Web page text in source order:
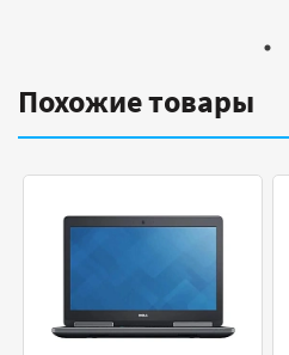
Похожие товары